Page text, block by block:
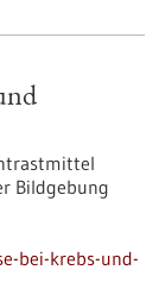
Bildgebung
bei-krebs-und-